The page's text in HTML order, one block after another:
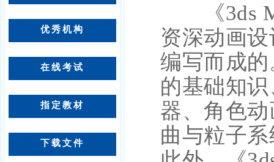
优秀机构
在线考试
指定教材
下载文件
《3ds
资深动画
编写而成
的基础知
器、角色
曲与粒子系